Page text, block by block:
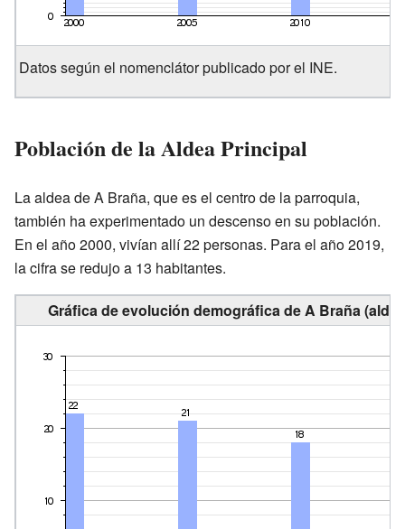
Datos según el nomenclátor publicado por el INE.
Población de la Aldea Principal
La aldea de A Braña, que es el centro de la parroquia,
también ha experimentado un descenso en su población.
En el año 2000, vivían allí 22 personas. Para el año 2019,
la cifra se redujo a 13 habitantes.
Gráfica de evolución demográfica de A Braña